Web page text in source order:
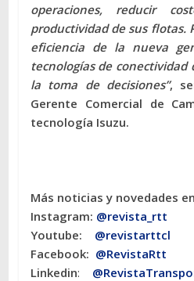
operaciones, reducir
productividad de sus flotas.
eficiencia de la nueva
tecnologías de conectividad
la toma de decisiones”,
Gerente Comercial de
tecnología Isuzu.
Más noticias y novedades
Instagram: @revista_rtt
Youtube: @revistarttcl
Facebook: @RevistaRtt
Linkedin: